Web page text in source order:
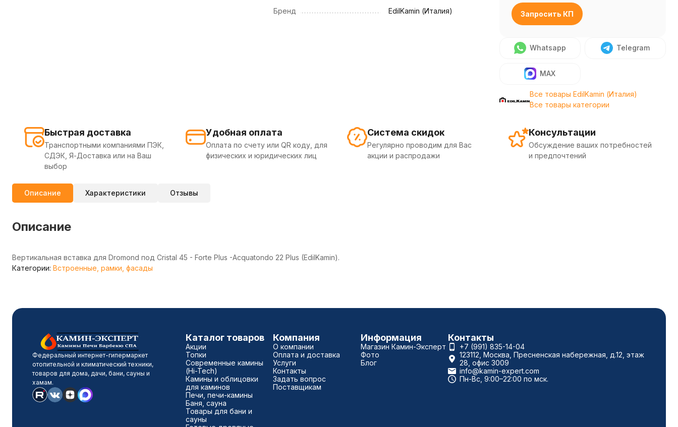
Бренд
EdilKamin (Италия) Запросить КП
Whatsapp Telegram
MAX
Все товары EdilKamin (Италия)
Все товары категории
Быстрая доставка
Транспортными компаниями ПЭК,
СДЭК, Я-Доставка или на Ваш
выбор
Удобная оплата
Оплата по счету или QR коду, для
физических и юридических лиц
Система скидок
Регулярно проводим для Вас
акции и распродажи
Консультации
Обсуждение ваших потребностей
и предпочтений
Описание Характеристики Отзывы
Описание
Вертикальная вставка для Dromond под Cristal 45 - Forte Plus -Acquatondo 22 Plus (EdilKamin).
Категории: Встроенные, рамки, фасады
Федеральный интернет-гипермаркет
отопительной и климатический техники,
товаров для дома, дачи, бани, сауны и
хамам.
Каталог товаров
Акции
Топки
Современные камины
(Hi-Tech)
Камины и облицовки
для каминов
Печи, печи-камины
Баня, сауна
Товары для бани и
сауны
Компания
О компании
Оплата и доставка
Услуги
Контакты
Задать вопрос
Поставщикам
Информация
Магазин Камин-Эксперт
Фото
Блог
Контакты
+7 (991) 835-14-04
123112, Москва, Пресненская набережная, д.12, этаж
28, офис 3009
info@kamin-expert.com
Пн-Вс, 9:00–22:00 по мск.